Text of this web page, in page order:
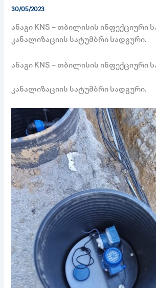
30/05/2023
ანაგი KNS – თბილისის ინფექციური
კანალიზაციის სატუმბრი სადგური.
ანაგი KNS – თბილისის ინფექციური
კანალიზაციის სატუმბრი სადგური.